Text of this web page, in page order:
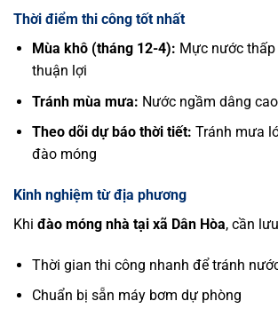
Thời điểm thi công tốt nhất
Mùa khô (tháng 12-4): Mực nước
thuận lợi
Tránh mùa mưa: Nước ngầm dâng
Theo dõi dự báo thời tiết: Tránh mưa
đào móng
Kinh nghiệm từ địa phương
Khi đào móng nhà tại xã Dân Hòa, cần
Thời gian thi công nhanh để tránh
Chuẩn bị sẵn máy bơm dự phòng